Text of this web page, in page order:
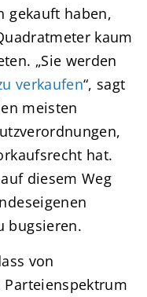
gekauft haben,
kaum
„Sie werden
verkaufen“, sagt
meisten
hat.
diesem Weg
bugsieren.
von